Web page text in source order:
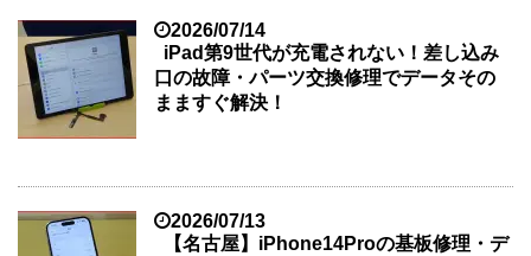
2026/07/14
iPad第9世代が充電されない！差し込み
口の故障・パーツ交換修理でデータその
まますぐ解決！
2026/07/13
【名古屋】iPhone14Proの基板修理・デ